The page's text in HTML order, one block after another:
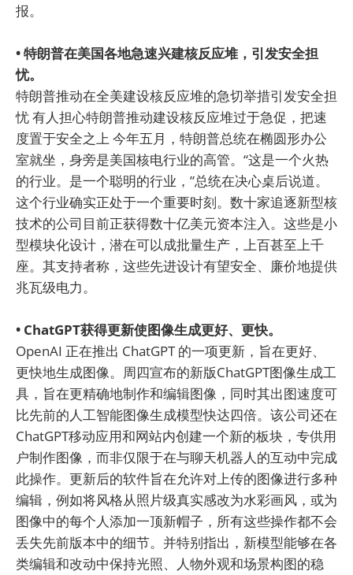
报。
• 特朗普在美国各地急速兴建核反应堆，引发安全担
忧。
特朗普推动在全美建设核反应堆的急切举措引发安全担
忧 有人担心特朗普推动建设核反应堆过于急促，把速
度置于安全之上 今年五月，特朗普总统在椭圆形办公
室就坐，身旁是美国核电行业的高管。“这是一个火热
的行业。是一个聪明的行业，”总统在决心桌后说道。
这个行业确实正处于一个重要时刻。数十家追逐新型核
技术的公司目前正获得数十亿美元资本注入。这些是小
型模块化设计，潜在可以成批量生产，上百甚至上千
座。其支持者称，这些先进设计有望安全、廉价地提供
兆瓦级电力。
• ChatGPT获得更新使图像生成更好、更快。
OpenAI 正在推出 ChatGPT 的一项更新，旨在更好、
更快地生成图像。周四宣布的新版ChatGPT图像生成工
具，旨在更精确地制作和编辑图像，同时其出图速度可
比先前的人工智能图像生成模型快达四倍。该公司还在
ChatGPT移动应用和网站内创建一个新的板块，专供用
户制作图像，而非仅限于在与聊天机器人的互动中完成
此操作。更新后的软件旨在允许对上传的图像进行多种
编辑，例如将风格从照片级真实感改为水彩画风，或为
图像中的每个人添加一顶新帽子，所有这些操作都不会
丢失先前版本中的细节。并特别指出，新模型能够在各
类编辑和改动中保持光照、人物外观和场景构图的稳